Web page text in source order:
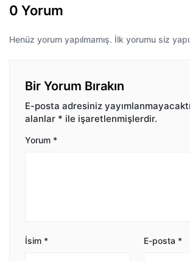
0 Yorum
Henüz yorum yapılmamış. İlk yorumu siz
Bir Yorum Bırakın
E-posta adresiniz
alanlar * ile işaretlenmişlerdir.
Yorum *
İsim * E-posta *